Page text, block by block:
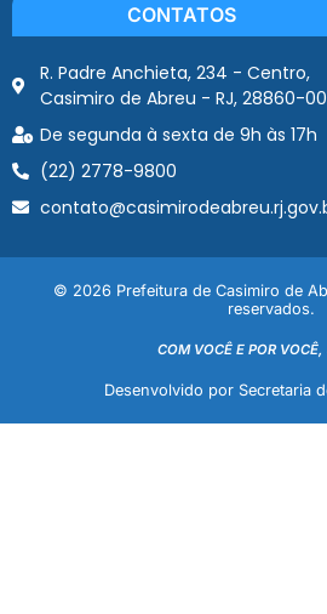
CONTATOS
R. Padre Anchieta, 234 - Centro,
Casimiro de Abreu - RJ, 28860-
De segunda à sexta de 9h às 17h
(22) 2778-9800
© 2026 Prefeitura de Casimiro de
reservados.
COM VOCÊ E POR VOCÊ,
Desenvolvido por Secretaria